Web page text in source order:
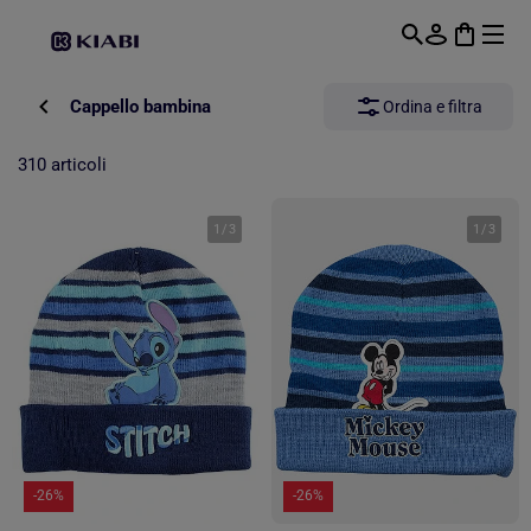
Cappello bambina Ordina e filtra
310 articoli
1 / 3
-26%
1 / 3
-26%